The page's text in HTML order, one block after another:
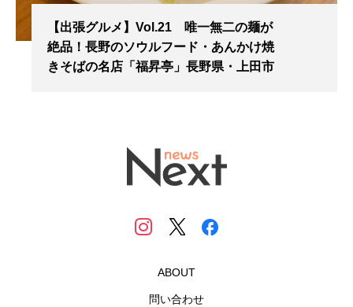
【出張グルメ】Vol.21 唯一無二の麺が
絶品！長野のソウルフード・あんかけ焼
きそばの名店「福昇亭」長野県・上田市
ABOUT
問い合わせ